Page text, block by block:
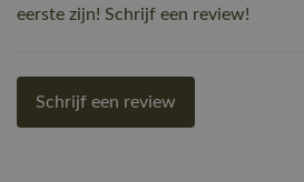
eerste zijn! Schrijf een review!
Schrijf een review